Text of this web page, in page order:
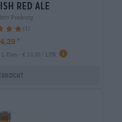
red ale
Freiburg
100% (1)
L Fles - € 13,30 / LTR